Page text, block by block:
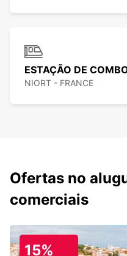
ESTAÇÃO DE
NIORT - FRANCE
Ofertas no
comerciais
15%